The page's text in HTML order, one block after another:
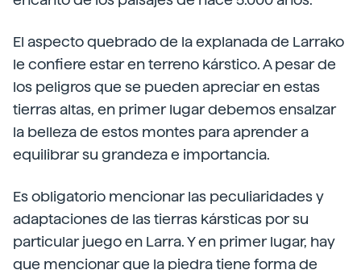
El aspecto quebrado de la explanada de Larrako
le confiere estar en terreno kárstico. A pesar de
los peligros que se pueden apreciar en estas
tierras altas, en primer lugar debemos ensalzar
la belleza de estos montes para aprender a
equilibrar su grandeza e importancia.
Es obligatorio mencionar las peculiaridades y
adaptaciones de las tierras kársticas por su
particular juego en Larra. Y en primer lugar, hay
que mencionar que la piedra tiene forma de